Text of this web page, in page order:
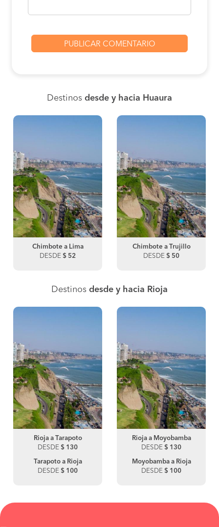
Destinos desde y hacia Huaura
Chimbote a Lima
DESDE $ 52
Chimbote a Trujillo
DESDE $ 50
Destinos desde y hacia Rioja
Rioja a Tarapoto
DESDE $ 130
Tarapoto a Rioja
DESDE $ 100
Rioja a Moyobamba
DESDE $ 130
Moyobamba a Rioja
DESDE $ 100